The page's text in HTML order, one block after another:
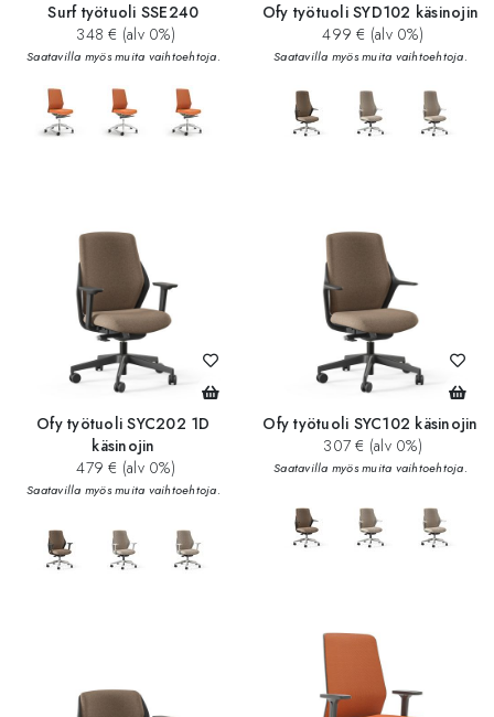
Surf työtuoli SSE240
348 € (alv 0%)
Saatavilla myös muita vaihtoehtoja.
Ofy työtuoli SYD102 käsinojin
499 € (alv 0%)
Saatavilla myös muita vaihtoehtoja.
Ofy työtuoli SYC202 1D
käsinojin
479 € (alv 0%)
Saatavilla myös muita vaihtoehtoja.
Ofy työtuoli SYC102 käsinojin
307 € (alv 0%)
Saatavilla myös muita vaihtoehtoja.